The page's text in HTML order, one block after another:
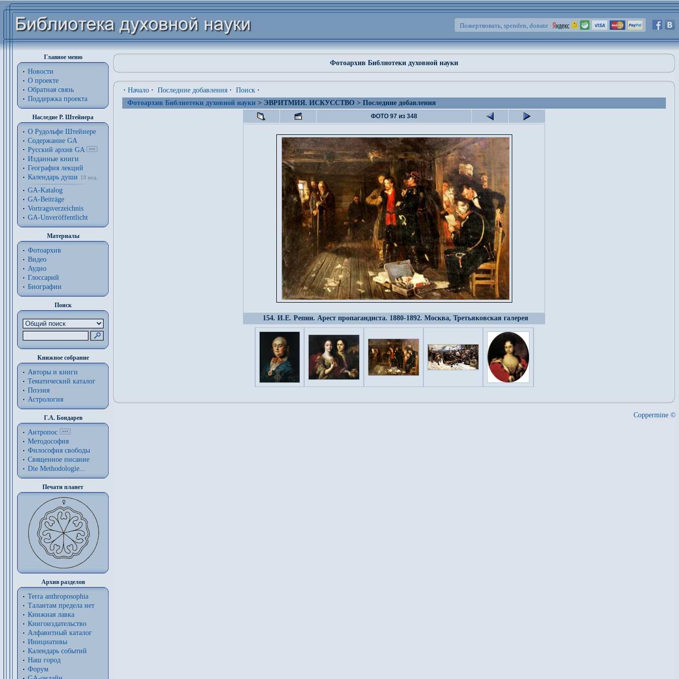
Пожертвовать, spenden, donate
Главное меню
Новости
О проекте
Обратная связь
Поддержка проекта
Наследие Р. Штейнера
О Рудольфе Штейнере
Содержание GA
Русский архив GA
Изданные книги
География лекций
Календарь души
18 нед.
GA-Katalog
GA-Beiträge
Vortragsverzeichnis
GA-Unveröffentlicht
Материалы
Фотоархив
Видео
Аудио
Глоссарий
Биографии
Поиск
Книжное собрание
Авторы и книги
Тематический каталог
Поэзия
Астрология
Г.А. Бондарев
Антропос
Методософия
Философия cвободы
Священное писание
Die Methodologie...
Печати планет
Архив разделов
Terra anthroposophia
Талантам предела нет
Книжная лавка
Книгоиздательство
Алфавитный каталог
Инициативы
Календарь событий
Наш город
Форум
Фотоархив Библиотеки духовной науки
· Начало · Последние добавления · Поиск ·
Фотоархив Библиотеки духовной науки > ЭВРИТМИЯ. ИСКУССТВО > Последние добавления
ФОТО 97 из 348
154. И.Е. Репин. Арест пропагандиста. 1880-1892. Москва, Третьяковская галерея
Coppermine ©